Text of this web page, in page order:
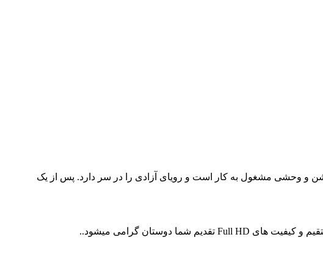
خشن و وحشی مشغول به کار است و رویای آزادی را در سر دارد. پس از یک